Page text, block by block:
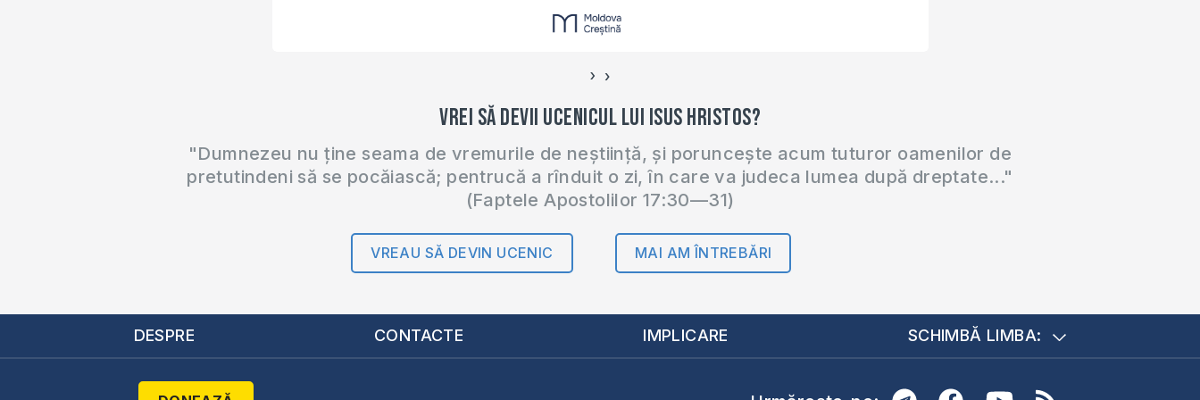
‹ ›
Vrei să devii ucenicul lui Isus Hristos?
"Dumnezeu nu ține seama de vremurile de neștiință, și poruncește acum tuturor oamenilor de
pretutindeni să se pocăiască; pentrucă a rînduit o zi, în care va judeca lumea după dreptate..."
(Faptele Apostolilor 17:30—31)
VREAU SĂ DEVIN UCENIC MAI AM ÎNTREBĂRI
DESPRE CONTACTE IMPLICARE SCHIMBĂ LIMBA: